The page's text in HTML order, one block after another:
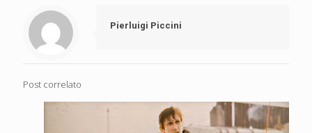
Pierluigi Piccini
Post correlato